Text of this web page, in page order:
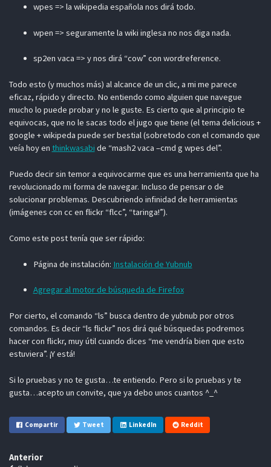
wpes => la wikipedia española nos dirá todo.
wpen => seguramente la wiki inglesa no nos diga nada.
sp2en vaca => y nos dirá “cow” con wordreference.
Todo esto (y muchos más) al alcance de un clic, a mi me parece
eficaz, rápido y directo. No entiendo como alguien que navegue
mucho lo puede probar y no le guste. Es cierto que al principio te
equivocas, que no le sacas todo el jugo que tiene (el tema delicious +
google + wikipeda puede ser bestial (sobretodo con el comando que
veía hoy en thinkwasabi de “mash2 vaca –cmd g wpes del”.
Puedo decir sin temor a equivocarme que es una herramienta que ha
revolucionado mi forma de navegar. Incluso de pensar o de
solucionar problemas. Descubriendo infinidad de herramientas
(imágenes con cc en flickr “flcc”, “taringa!”).
Como este post tenía que ser rápido:
Página de instalación: Instalación de Yubnub
Agregar al motor de búsqueda de Firefox
Por cierto, el comando “ls” busca dentro de yubnub por otros
comandos. Es decir “ls flickr” nos dirá qué búsquedas podremos
hacer con flickr, muy útil cuando dices “me vendría bien que esto
estuviera”. ¡Y está!
Si lo pruebas y no te gusta…te entiendo. Pero si lo pruebas y te
gusta…acepto un convite, que ya debo unos cuantos ^_^
Compartir Tweet LinkedIn Reddit
Anterior